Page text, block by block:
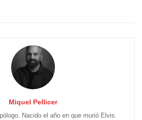
Miquel Pellicer
Nacido el año en que murió Elvis.